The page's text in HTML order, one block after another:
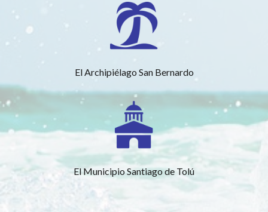
El Archipiélago San Bernardo
El Municipio Santiago de Tolú